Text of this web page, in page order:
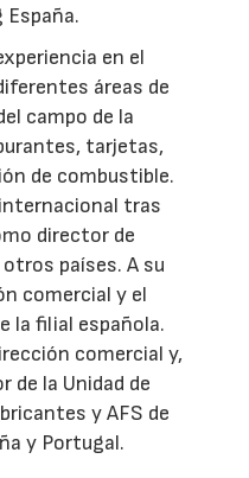
en el
áreas de
campo de la
tarjetas,
de combustible.
tras
director de
países. A su
comercial y el
la filial española.
comercial y,
de la Unidad de
y AFS de
y Portugal.